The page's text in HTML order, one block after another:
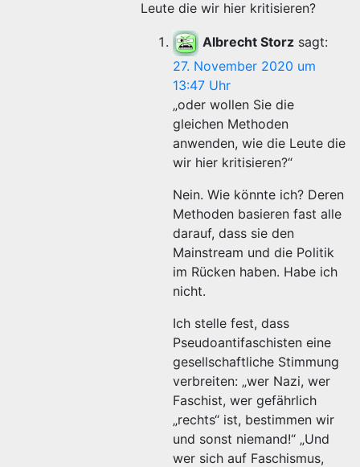
Leute die wir hier kritisieren?
Albrecht Storz sagt:
27. November 2020 um
13:47 Uhr
„oder wollen Sie die
gleichen Methoden
anwenden, wie die Leute die
wir hier kritisieren?“
Nein. Wie könnte ich? Deren
Methoden basieren fast alle
darauf, dass sie den
Mainstream und die Politik
im Rücken haben. Habe ich
nicht.
Ich stelle fest, dass
Pseudoantifaschisten eine
gesellschaftliche Stimmung
verbreiten: „wer Nazi, wer
Faschist, wer gefährlich
„rechts“ ist, bestimmen wir
und sonst niemand!“ „Und
wer sich auf Faschismus,